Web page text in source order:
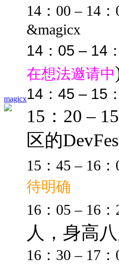
magicx
14：00 – 14
&magicx
14：05 – 14
在想法邀请中
14：45 – 15
15：20 –
区的
15：45 – 16：
待明确
16：05 – 16：
人，身高
16：30 – 17